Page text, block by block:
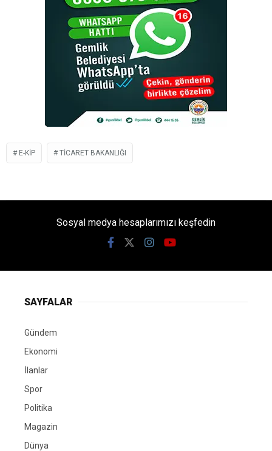
E-KİP TICARET BAKANLIĞI
Sosyal medya hesaplarımızı keşfedin
SAYFALAR
Gündem
Ekonomi
İlanlar
Spor
Politika
Magazin
Dünya